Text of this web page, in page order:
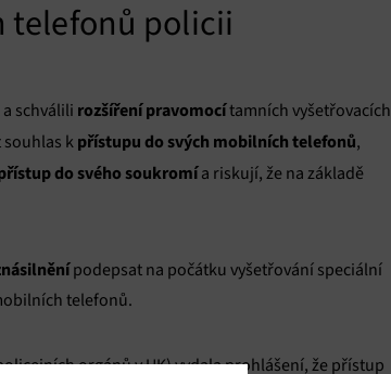
telefonů policii
a schválili rozšíření pravomocítamních vyšetřovacích
k přístupu do svých mobilních telefonů,
do svého soukromía riskují, že na základě
podepsat na počátku vyšetřování speciální
telefonů.
orgánů v UK) vydala prohlášení, že přístup